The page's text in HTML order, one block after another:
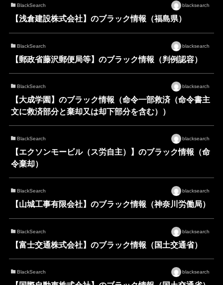
BlackSearch blacksearch
【浅倉建設株式会社】のブラック情報（福島県）
BlackSearch blacksearch
【郵政省藤沢郵便局等】のブラック情報（判例認容）
BlackSearch blacksearch
【大成学園】のブラック情報（命令一部救済（命令書主
文に救済部分と棄却又は却下部分を含む））
BlackSearch blacksearch
【エクソンモービル（ス労自主）】のブラック情報（命
令棄却）
BlackSearch blacksearch
【山城工事有限会社】のブラック情報（神奈川労働局）
BlackSearch blacksearch
【富士交通株式会社】のブラック情報（国土交通省）
BlackSearch blacksearch